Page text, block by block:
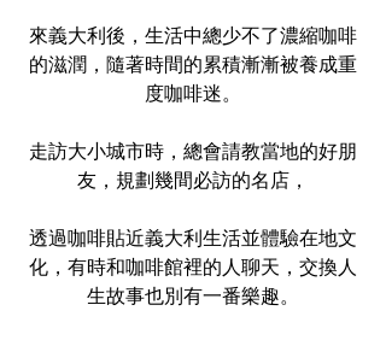
來義大利後，生活中總少不了濃縮咖啡
的滋潤，隨著時間的累積漸漸被養成重
度咖啡迷。
走訪大小城市時，總會請教當地的好朋
友，規劃幾間必訪的名店，
透過咖啡貼近義大利生活並體驗在地文
化，有時和咖啡館裡的人聊天，交換人
生故事也別有一番樂趣。